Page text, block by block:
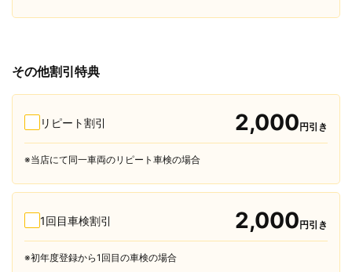
その他割引特典
リピート割引 2,000円引き
※当店にて同一車両のリピート車検の場合
1回目車検割引 2,000円引き
※初年度登録から1回目の車検の場合